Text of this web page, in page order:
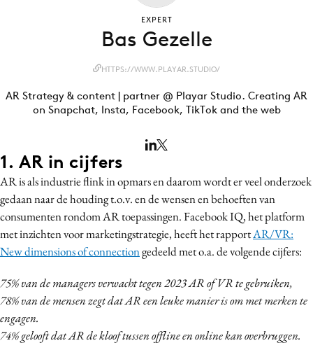
Artificial Intelligence
Bureaus
Campagnes
Contentmarketing
Craft
Customer Experience
Data & Insights
Design
Digital transformation
Diversiteit
Effectiviteit
Gedragsverandering
Influencer marketing
1. AR in cijfers
AR is als industrie flink in opmars en daarom wordt er veel onderzoek
gedaan naar de houding t.o.v. en de wensen en behoeften van
consumenten rondom AR toepassingen. Facebook IQ, het platform
met inzichten voor marketingstrategie, heeft het rapportAR/VR:
New dimensions of connectiongedeeld met o.a. de volgende cijfers:
75% van de managers verwacht tegen 2023 AR of VR te gebruiken,
78% van de mensen zegt dat AR een leuke manier is om met merken te
engagen.
74% gelooft dat AR de kloof tussen offline en online kan overbruggen.
EXPERT
Bas Gezelle
HTTPS://WWW.PLAYAR.STUDIO/
AR Strategy & content | partner @ Playar Studio. Creating AR
on Snapchat, Insta, Facebook, TikTok and the web